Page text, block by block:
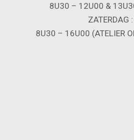
8U30 – 12U00 &
ZATERDAG :
8U30 – 16U00 (ATELIER